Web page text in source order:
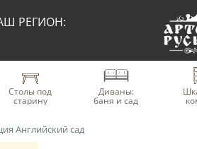
РЕГИОН:
Столы под
старину
Диваны:
баня и сад
Английский сад